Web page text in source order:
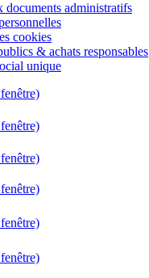
documents administratifs
cookies
& achats responsables
unique